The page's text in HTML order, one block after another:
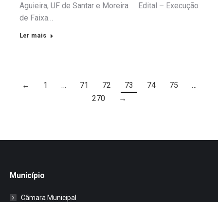
Aguieira, UF de Santar e Moreira Edital – Execução
de Faixa…
Ler mais
← 1 … 71 72 73 74 75
…
270
→
Município
Câmara Municipal